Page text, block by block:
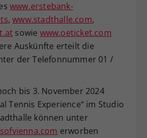
www.erstebank-
,www.stadthalle.com,
sowie www.oeticket.com
Auskünfte erteilt die
der Telefonnummer 01 /
bis 3. November 2024
Tennis Experience“ im Studio
können unter
erworben